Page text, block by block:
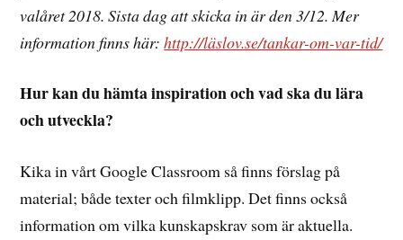
valåret 2018. Sista dag att skicka in är den 3/12. Mer
information finns här:http://läslov.se/tankar-om-var-tid/
Hur kan du hämta inspiration och vad ska du lära
och utveckla?
Kika in vårt Google Classroom så finns förslag på
material; både texter och filmklipp. Det finns också
information om vilka kunskapskrav som är aktuella.